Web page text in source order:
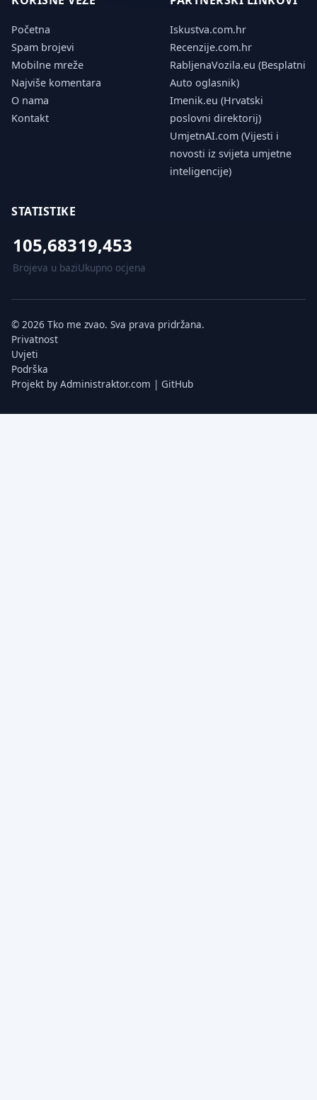
Početna
Spam brojevi
Mobilne mreže
Najviše komentara
O nama
Kontakt
Iskustva.com.hr
Recenzije.com.hr
RabljenaVozila.eu (Besplatni
Auto oglasnik)
Imenik.eu (Hrvatski
poslovni direktorij)
UmjetnAI.com (Vijesti i
novosti iz svijeta umjetne
inteligencije)
STATISTIKE
105,683
Brojeva u bazi
19,453
Ukupno ocjena
© 2026 Tko me zvao. Sva prava pridržana.
Privatnost
Uvjeti
Podrška
Projekt by Administraktor.com | GitHub